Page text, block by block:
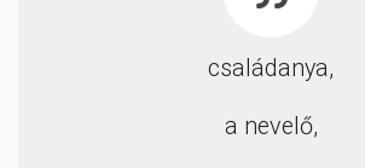
családanya,
a nevelő,